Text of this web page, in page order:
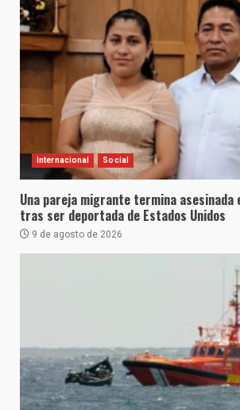
Internacional Social
Una pareja migrante termina asesinada
tras ser deportada de Estados Unidos
9 de agosto de 2026